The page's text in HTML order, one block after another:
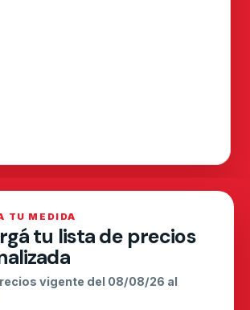
TU MEDIDA
tu lista de precios
vigente del 08/08/26 al